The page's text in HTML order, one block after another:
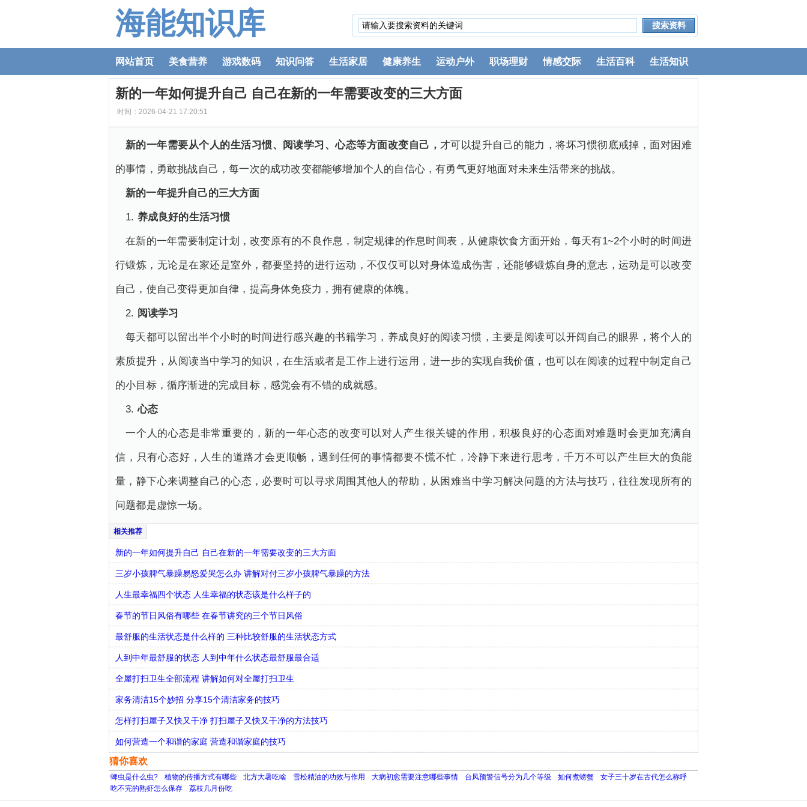
海能知识库
网站首页 美食营养 游戏数码 知识问答 生活家居 健康养生 运动户外 职场理财 情感交际 生活百科 生活知识
新的一年如何提升自己 自己在新的一年需要改变的三大方面
时间：2026-04-21 17:20:51
新的一年需要从个人的生活习惯、阅读学习、心态等方面改变自己，才可以提升自己的能力，将坏习惯彻底戒掉，面对困难
的事情，勇敢挑战自己，每一次的成功改变都能够增加个人的自信心，有勇气更好地面对未来生活带来的挑战。
新的一年提升自己的三大方面
1. 养成良好的生活习惯
在新的一年需要制定计划，改变原有的不良作息，制定规律的作息时间表，从健康饮食方面开始，每天有1~2个小时的时间进
行锻炼，无论是在家还是室外，都要坚持的进行运动，不仅仅可以对身体造成伤害，还能够锻炼自身的意志，运动是可以改变
自己，使自己变得更加自律，提高身体免疫力，拥有健康的体魄。
2. 阅读学习
每天都可以留出半个小时的时间进行感兴趣的书籍学习，养成良好的阅读习惯，主要是阅读可以开阔自己的眼界，将个人的
素质提升，从阅读当中学习的知识，在生活或者是工作上进行运用，进一步的实现自我价值，也可以在阅读的过程中制定自己
的小目标，循序渐进的完成目标，感觉会有不错的成就感。
3.心态
一个人的心态是非常重要的，新的一年心态的改变可以对人产生很关键的作用，积极良好的心态面对难题时会更加充满自
信，只有心态好，人生的道路才会更顺畅，遇到任何的事情都要不慌不忙，冷静下来进行思考，千万不可以产生巨大的负能
量，静下心来调整自己的心态，必要时可以寻求周围其他人的帮助，从困难当中学习解决问题的方法与技巧，往往发现所有的
问题都是虚惊一场。
新的一年如何提升自己 自己在新的一年需要改变的三大方面
三岁小孩脾气暴躁易怒爱哭怎么办 讲解对付三岁小孩脾气暴躁的方法
人生最幸福四个状态 人生幸福的状态该是什么样子的
春节的节日风俗有哪些 在春节讲究的三个节日风俗
最舒服的生活状态是什么样的 三种比较舒服的生活状态方式
人到中年最舒服的状态 人到中年什么状态最舒服最合适
全屋打扫卫生全部流程 讲解如何对全屋打扫卫生
家务清洁15个妙招 分享15个清洁家务的技巧
怎样打扫屋子又快又干净 打扫屋子又快又干净的方法技巧
如何营造一个和谐的家庭 营造和谐家庭的技巧
猜你喜欢
蜱虫是什么虫? 植物的传播方式有哪些 北方大暑吃啥 雪松精油的功效与作用 大病初愈需要注意哪些事情 台风预警信号分为几个等级 如何煮螃蟹
女子三十岁在古代怎么称呼
吃不完的熟虾怎么保存
荔枝几月份吃